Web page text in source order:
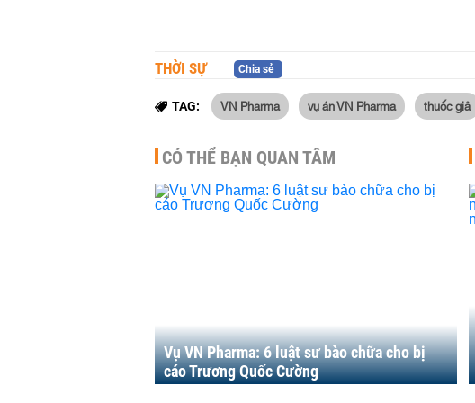
THỜI SỰ Chia sẻ
TAG: VN Pharma vụ án VN Pharma thuốc giả
CÓ THỂ BẠN QUAN TÂM
Vụ VN Pharma: 6 luật sư bào chữa cho bị
cáo Trương Quốc Cường